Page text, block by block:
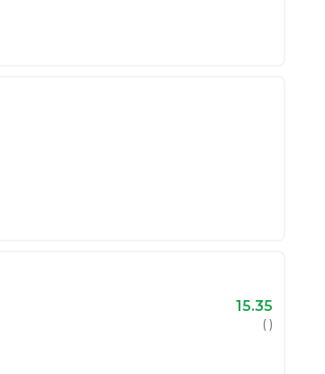
15.35
( )